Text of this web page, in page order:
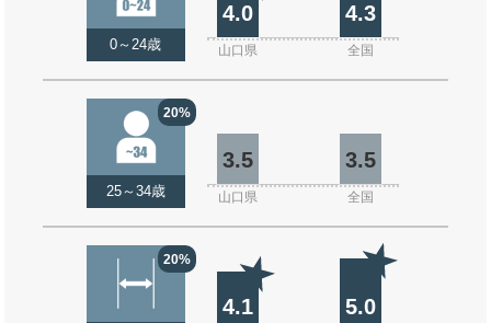
0～24歳
4.0 4.3
山口県 全国
20%
25～34歳
3.5 3.5
山口県 全国
20%
4.1 5.0